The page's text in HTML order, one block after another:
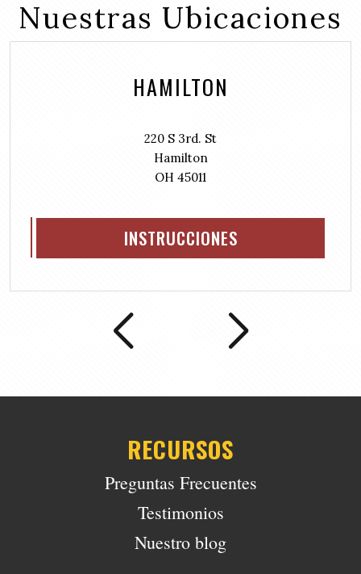
)
r
e
d
R
e
q
Nuestras Ubicaciones
HAMILTON
220 S 3rd. St
Hamilton
OH 45011
INSTRUCCIONES
RECURSOS
Preguntas Frecuentes
Testimonios
Nuestro blog